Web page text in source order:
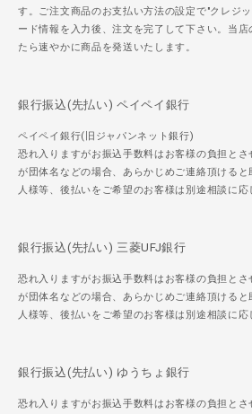
す。ご注文商品のお支払い方法の設定で"クレジ
ード情報を入力後、注文を完了して下さい。当
たら速やかに商品を発送いたします。
銀行振込(先払い) ペイペイ銀行
ペイペイ銀行(旧ジャパンネット銀行)
恐れ入りますがお振込手数料はお客様の負担と
が団体名などの場合、あらかじめご連絡頂ける
人様等、後払いをご希望のお客様は別途相談に
銀行振込(先払い) 三菱UFJ銀行
恐れ入りますがお振込手数料はお客様の負担と
が団体名などの場合、あらかじめご連絡頂ける
人様等、後払いをご希望のお客様は別途相談に応
銀行振込(先払い) ゆうちょ銀行
恐れ入りますがお振込手数料はお客様の負担と